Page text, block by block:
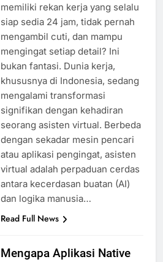
memiliki rekan kerja yang selalu
siap sedia 24 jam, tidak pernah
mengambil cuti, dan mampu
mengingat setiap detail? Ini
bukan fantasi. Dunia kerja,
khususnya di Indonesia, sedang
mengalami transformasi
signifikan dengan kehadiran
seorang asisten virtual. Berbeda
dengan sekadar mesin pencari
atau aplikasi pengingat, asisten
virtual adalah perpaduan cerdas
antara kecerdasan buatan (AI)
dan logika manusia…
Read Full News
Mengapa Aplikasi Native